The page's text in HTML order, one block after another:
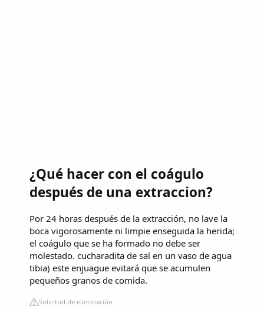
¿Qué hacer con el coágulo
después de una extraccion?
Por 24 horas después de la extracción, no lave la
boca vigorosamente ni limpie enseguida la herida;
el coágulo que se ha formado no debe ser
molestado. cucharadita de sal en un vaso de agua
tibia) este enjuague evitará que se acumulen
pequeños granos de comida.
Solicitud de eliminación